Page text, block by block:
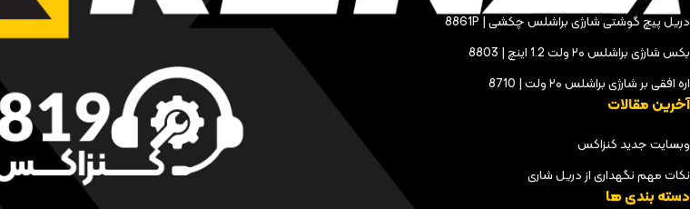
دریل پیچ گوشتی شارژی براشلس چکشی | 8861P
بکس شارژی براشلس ۲۰ ولت 1.2 اینچ | 8803
اره افقی بر شارژی براشلس ۲۰ ولت | 8710
آخرین مقالات
وبسایت جدید کنزاکس
نکات مهم نگهداری از دریل شاری
دسته بندی ها